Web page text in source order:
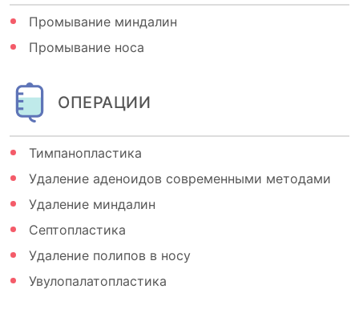
Промывание миндалин
Промывание носа
ОПЕРАЦИИ
Тимпанопластика
Удаление аденоидов современными методами
Удаление миндалин
Септопластика
Удаление полипов в носу
Увулопалатопластика